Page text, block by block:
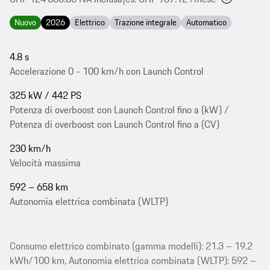
Nuovo 2026 Elettrico Trazione integrale Automatico
4.8 s
Accelerazione 0 - 100 km/h con Launch Control
325 kW / 442 PS
Potenza di overboost con Launch Control fino a (kW) /
Potenza di overboost con Launch Control fino a (CV)
230 km/h
Velocità massima
592 – 658 km
Autonomia elettrica combinata (WLTP)
Consumo elettrico combinato (gamma modelli): 21.3 – 19.2
kWh/100 km, Autonomia elettrica combinata (WLTP): 592 –